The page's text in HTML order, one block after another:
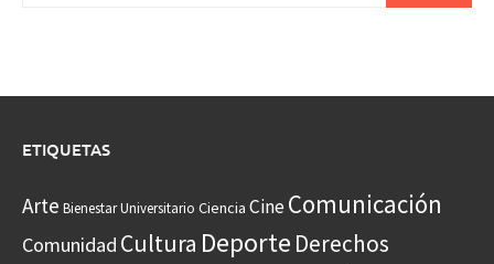
ETIQUETAS
Arte Bienestar Universitario Ciencia CineComunicación
Comunidad Cultura Deporte Derechos